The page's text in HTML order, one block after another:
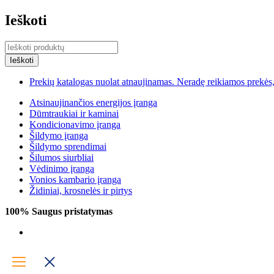
Ieškoti
Prekių katalogas nuolat atnaujinamas. Neradę reikiamos
Atsinaujinančios energijos įranga
Dūmtraukiai ir kaminai
Kondicionavimo įranga
Šildymo įranga
Šildymo sprendimai
Šilumos siurbliai
Vėdinimo įranga
Vonios kambario įranga
Židiniai, krosnelės ir pirtys
100% Saugus pristatymas